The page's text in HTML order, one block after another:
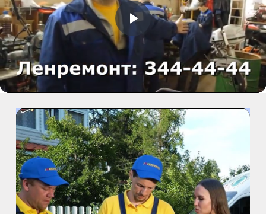
пр. Елизарова, д.36
м. Международная
ул. Белы Куна, д.20, к.1
м. Пионерская
м. Гражданский пр.
ул. Ушинского, д.25, к.1
м. Звёздная
ул. Звёздная, д.5, к.1 (вход с улицы)
Воспроизвести
Видео